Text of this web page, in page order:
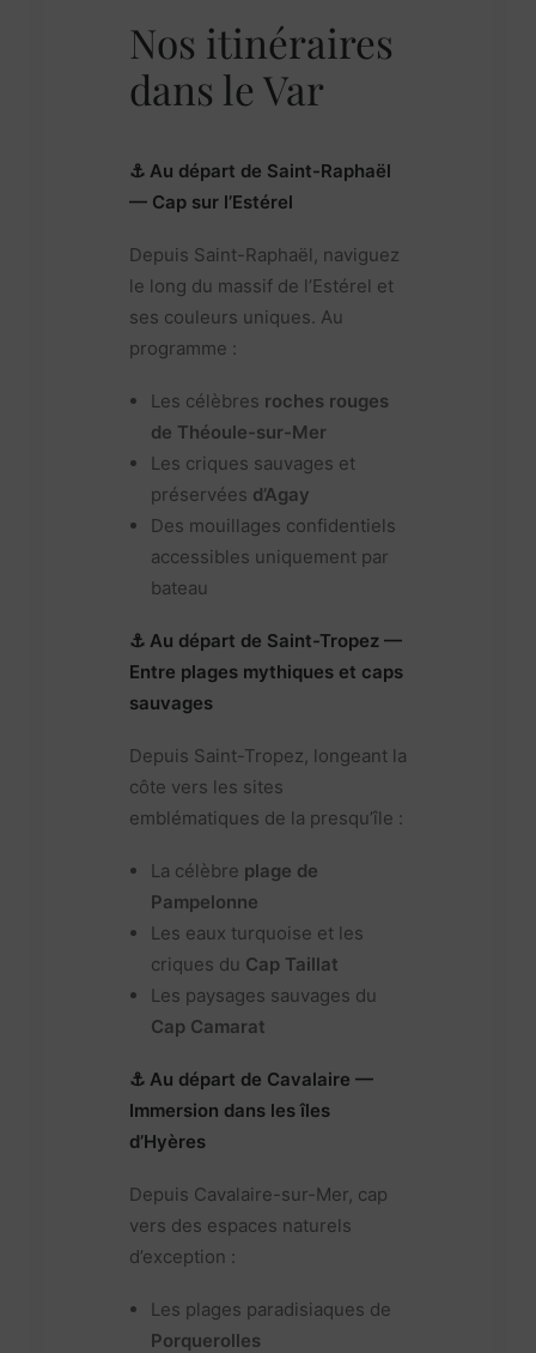
Nos itinéraires
dans le Var
⚓ Au départ de Saint-Raphaël
— Cap sur l’Estérel
Depuis Saint-Raphaël, naviguez
le long du massif de l’Estérel et
ses couleurs uniques. Au
programme :
Les célèbres roches rouges
de Théoule-sur-Mer
Les criques sauvages et
préservées d’Agay
Des mouillages confidentiels
accessibles uniquement par
bateau
⚓ Au départ de Saint-Tropez —
Entre plages mythiques et caps
sauvages
Depuis Saint-Tropez, longeant la
côte vers les sites
emblématiques de la presqu’île :
La célèbre plage de
Pampelonne
Les eaux turquoise et les
criques du Cap Taillat
Les paysages sauvages du
Cap Camarat
⚓ Au départ de Cavalaire —
Immersion dans les îles
d’Hyères
Depuis Cavalaire-sur-Mer, cap
vers des espaces naturels
d’exception :
Les plages paradisiaques de
Porquerolles